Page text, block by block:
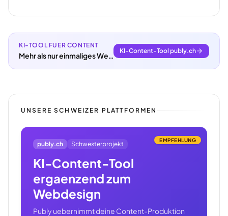
KI-TOOL FUER CONTENT
Mehr als nur einmaliges Webdesign.
KI-Content-Tool publy.ch
UNSERE SCHWEIZER PLATTFORMEN
EMPFEHLUNG
publy.ch Schwesterprojekt
KI-Content-Tool
ergaenzend zum
Webdesign
Publy uebernimmt deine Content-Produktion